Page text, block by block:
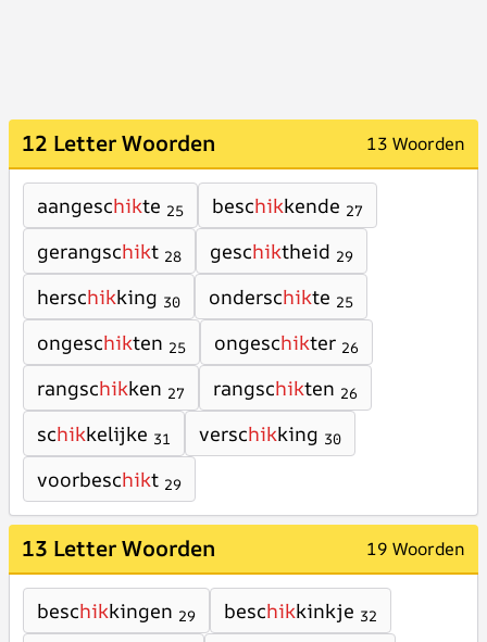
12 Letter Woorden 13 Woorden
aangeschikte 25 beschikkende 27
gerangschikt 28 geschiktheid 29
herschikking 30 onderschikte 25
ongeschikten 25 ongeschikter 26
rangschikken 27 rangschikten 26
schikkelijke 31 verschikking 30
voorbeschikt 29
13 Letter Woorden 19 Woorden
beschikkingen 29 beschikkinkje 32